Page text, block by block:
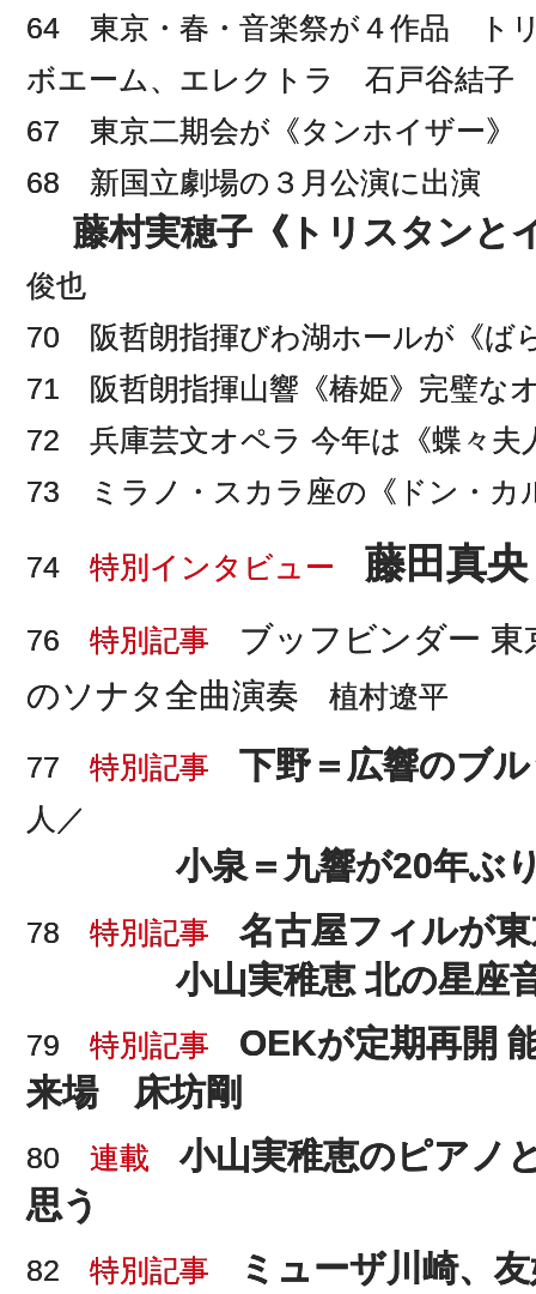
64 東京・春・音楽祭が４作品 ト
ボエーム、エレクトラ 石戸谷結子
67 東京二期会が《タンホイザー》
68 新国立劇場の３月公演に出演
藤村実穂子《トリスタンと
俊也
70 阪哲朗指揮びわ湖ホールが《ば
71 阪哲朗指揮山響《椿姫》完璧な
72 兵庫芸文オペラ 今年は《蝶々夫
73 ミラノ・スカラ座の《ドン・
74 特別インタビュー 藤田真央
76 特別記事
ブッフビンダー
のソナタ全曲演奏 植村遼平
77 特別記事 下野＝広響のブ
人／
小泉＝九響が20年ぶ
78 特別記事
名古屋フィルが
小山実稚恵 北の星座
79 特別記事
OEKが定期再開
来場 床坊剛
80 連載
小山実稚恵のピア
思う
82 特別記事 ミューザ川崎、